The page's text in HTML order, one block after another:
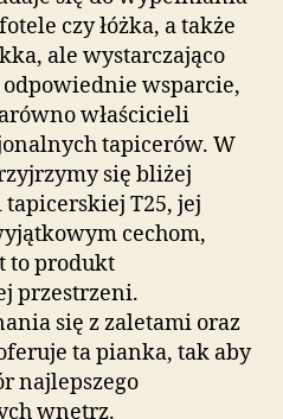
czy łóżka, a także
ale wystarczająco
wsparcie,
właścicieli
tapicerów. W
się bliżej
T25, jej
cechom,
to produkt
przestrzeni.
się z zaletami oraz
ta pianka, tak aby
najlepszego
wnętrz.